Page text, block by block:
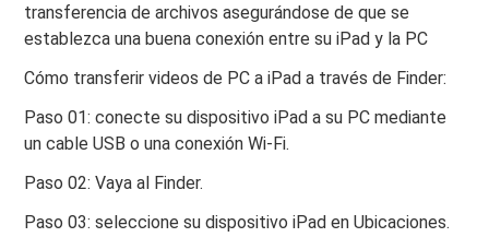
transferencia de archivos asegurándose de que se
establezca una buena conexión entre su iPad y la PC
Cómo transferir videos de PC a iPad a través de Finder:
Paso 01: conecte su dispositivo iPad a su PC mediante
un cable USB o una conexión Wi-Fi.
Paso 02: Vaya al Finder.
Paso 03: seleccione su dispositivo iPad en Ubicaciones.